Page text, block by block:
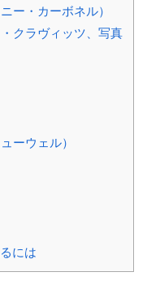
ー・カーボネル）
クラヴィッツ、写真
ーウェル）
には